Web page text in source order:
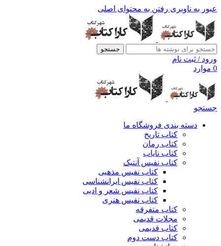
عبور به ناوبری رفتن به محتوای اصلی
جستجو
ورود / ثبت نام
0 موارد
جستجو
دسته بندی فروشگاه ما
کتاب تاریخ
کتاب رمان
کتاب نایاب
کتاب نفیس آنتیک
کتاب نفیس مذهبی
کتاب نفیس ایرانشناسی
کتاب نفیس شعر و ادبی
کتاب نفیس هنری
کتاب متفرقه
مجلات قدیمی
کتاب قدیمی
کتاب دست دوم